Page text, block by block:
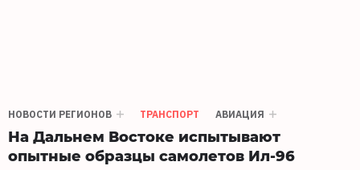
НОВОСТИ РЕГИОНОВ ТРАНСПОРТ АВИАЦИЯ
На Дальнем Востоке испытывают
опытные образцы самолетов Ил-96